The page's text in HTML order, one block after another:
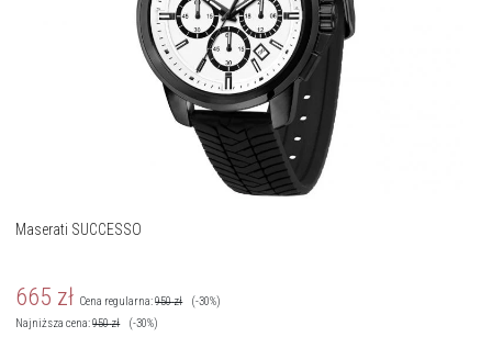
Maserati SUCCESSO
665 zł Cena regularna:950zł
(-30%)
Najniższa cena:950zł (-30%)